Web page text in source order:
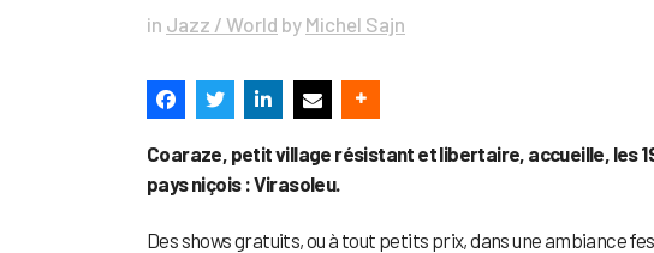
in Jazz / World by Michel Sajn
Coaraze, petit village résistant et libertaire, accueille, les
pays niçois : Virasoleu.
Des shows gratuits, ou à tout petits prix, dans une ambiance